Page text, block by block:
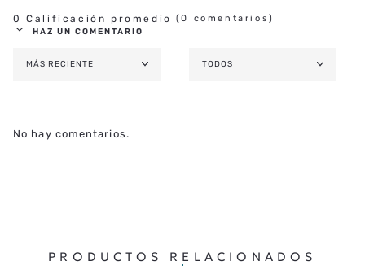
0 Calificación promedio (0 comentarios)
HAZ UN COMENTARIO
TU UBICACIÓN
MÁS RECIENTE TODOS
No hay comentarios.
PRODUCTOS RELACIONADOS